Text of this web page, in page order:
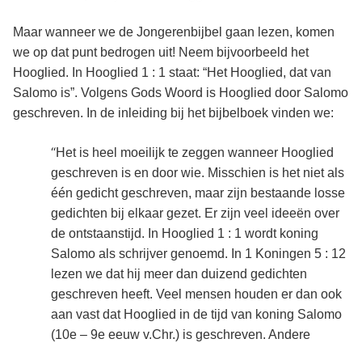
Maar wanneer we de Jongerenbijbel gaan lezen, komen
we op dat punt bedrogen uit! Neem bijvoorbeeld het
Hooglied. In Hooglied 1 : 1 staat: “Het Hooglied, dat van
Salomo is”. Volgens Gods Woord is Hooglied door Salomo
geschreven. In de inleiding bij het bijbelboek vinden we:
“Het is heel moeilijk te zeggen wanneer Hooglied
geschreven is en door wie. Misschien is het niet als
één gedicht geschreven, maar zijn bestaande losse
gedichten bij elkaar gezet. Er zijn veel ideeën over
de ontstaanstijd. In Hooglied 1 : 1 wordt koning
Salomo als schrijver genoemd. In 1 Koningen 5 : 12
lezen we dat hij meer dan duizend gedichten
geschreven heeft. Veel mensen houden er dan ook
aan vast dat Hooglied in de tijd van koning Salomo
(10e – 9e eeuw v.Chr.) is geschreven. Andere